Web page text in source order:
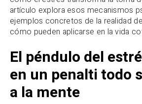
artículo explora esos mecanismos
ejemplos concretos de la realidad
cómo pueden aplicarse en la vida
El péndulo del
en un penalti todo
a la mente